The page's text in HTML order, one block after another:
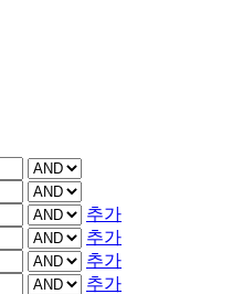
추가
추가
추가
추가